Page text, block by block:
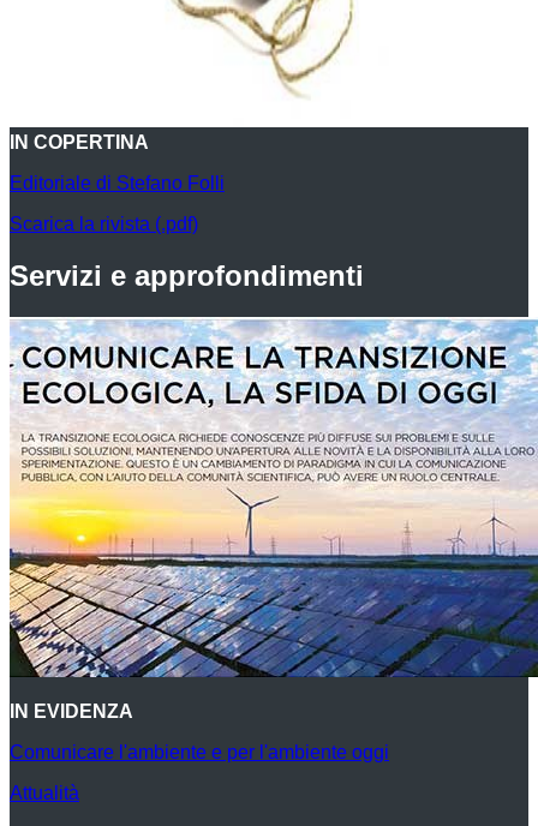
IN COPERTINA
Editoriale di Stefano Folli
Scarica la rivista (.pdf)
Servizi e approfondimenti
IN EVIDENZA
Comunicare l'ambiente e per l'ambiente oggi
Attualità